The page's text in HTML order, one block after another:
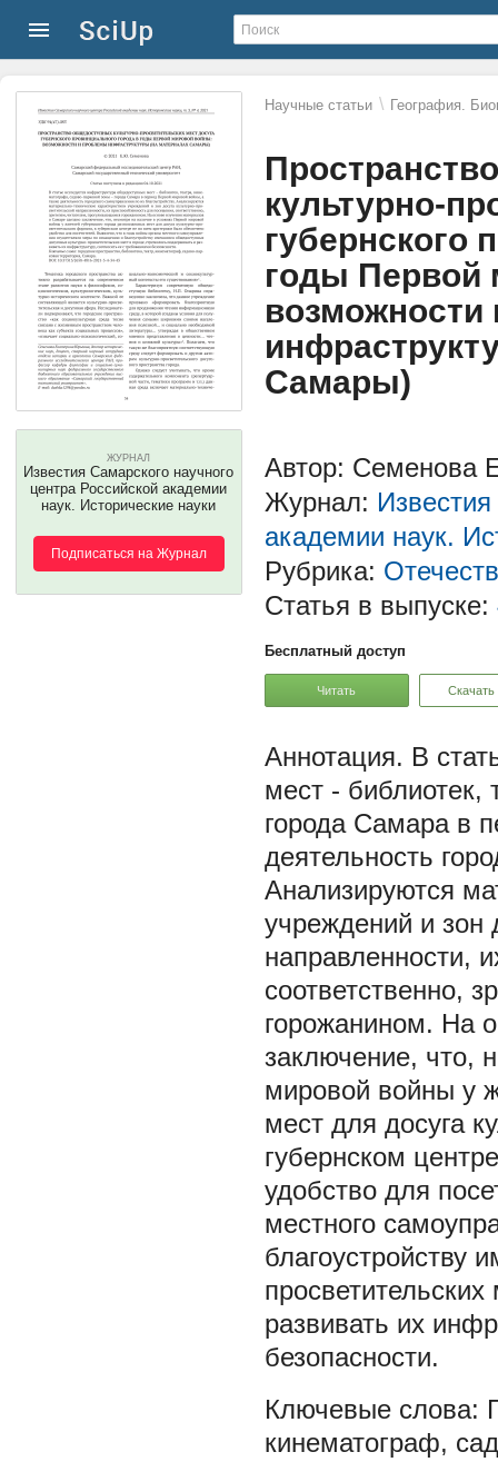
Научные статьи \ География.
культурно-
губернского
годы Первой
Самары)
ЖУРНАЛ
Известия Самарского научного
центра Российской академии
наук. Исторические науки
Подписаться на Журнал
Автор: Семенова
Журнал:
академии наук.
Рубрика:
Статья в выпуске:
Бесплатный доступ
Читать Скачать
В
мест - библиотек,
города Самара в
деятельность
Анализируются
учреждений и зон
направленности,
соответственно,
горожанином. На
заключение, что,
мировой войны у
мест для досуга
губернском
удобство для
местного
благоустройству
развивать их
безопасности.
кинематограф,